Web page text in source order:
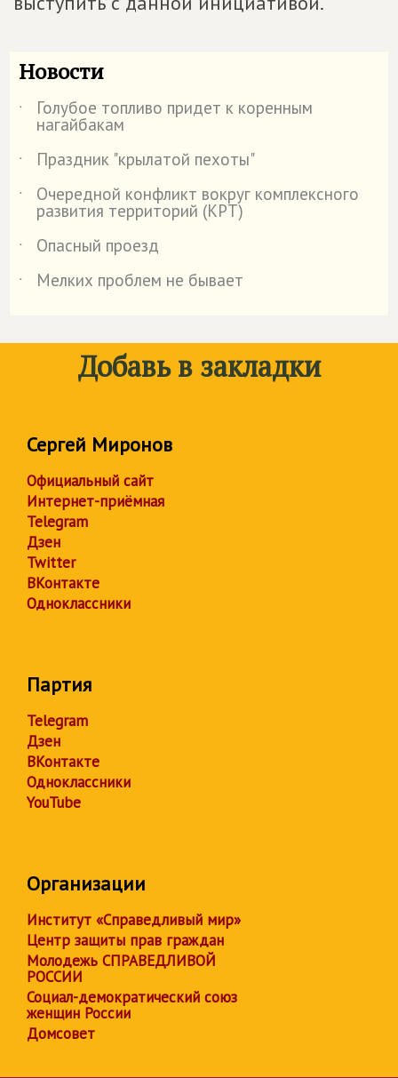
Новости
˙ Голубое топливо придет к коренным
нагайбакам
˙
Праздник "крылатой пехоты"
˙
Очередной конфликт вокруг комплексного
развития территорий (КРТ)
˙
Опасный проезд
˙
Мелких проблем не бывает
Добавь в закладки
Сергей Миронов
Официальный сайт
Интернет-приёмная
Telegram
Дзен
Twitter
ВКонтакте
Одноклассники
Партия
Telegram
Дзен
ВКонтакте
Одноклассники
YouTube
Организации
Институт «Справедливый мир»
Центр защиты прав граждан
Молодежь СПРАВЕДЛИВОЙ
РОССИИ
Социал-демократический союз
женщин России
Домсовет